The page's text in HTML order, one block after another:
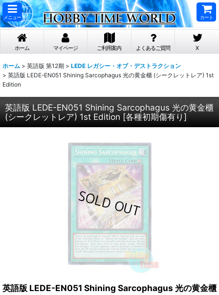
メニュー カート
ホーム マイページ ご利用案内 よくあるご質問 X
ホーム > 英語版 第12期 > LEDE レガシー・オブ・デストラクション
> 英語版 LEDE-EN051 Shining Sarcophagus 光の黄金櫃 (シークレットレア) 1st
Edition
英語版 LEDE-EN051 Shining Sarcophagus 光の黄金櫃
(シークレットレア) 1st Edition [各種初期傷有り]
英語版 LEDE-EN051 Shining Sarcophagus 光の黄金櫃